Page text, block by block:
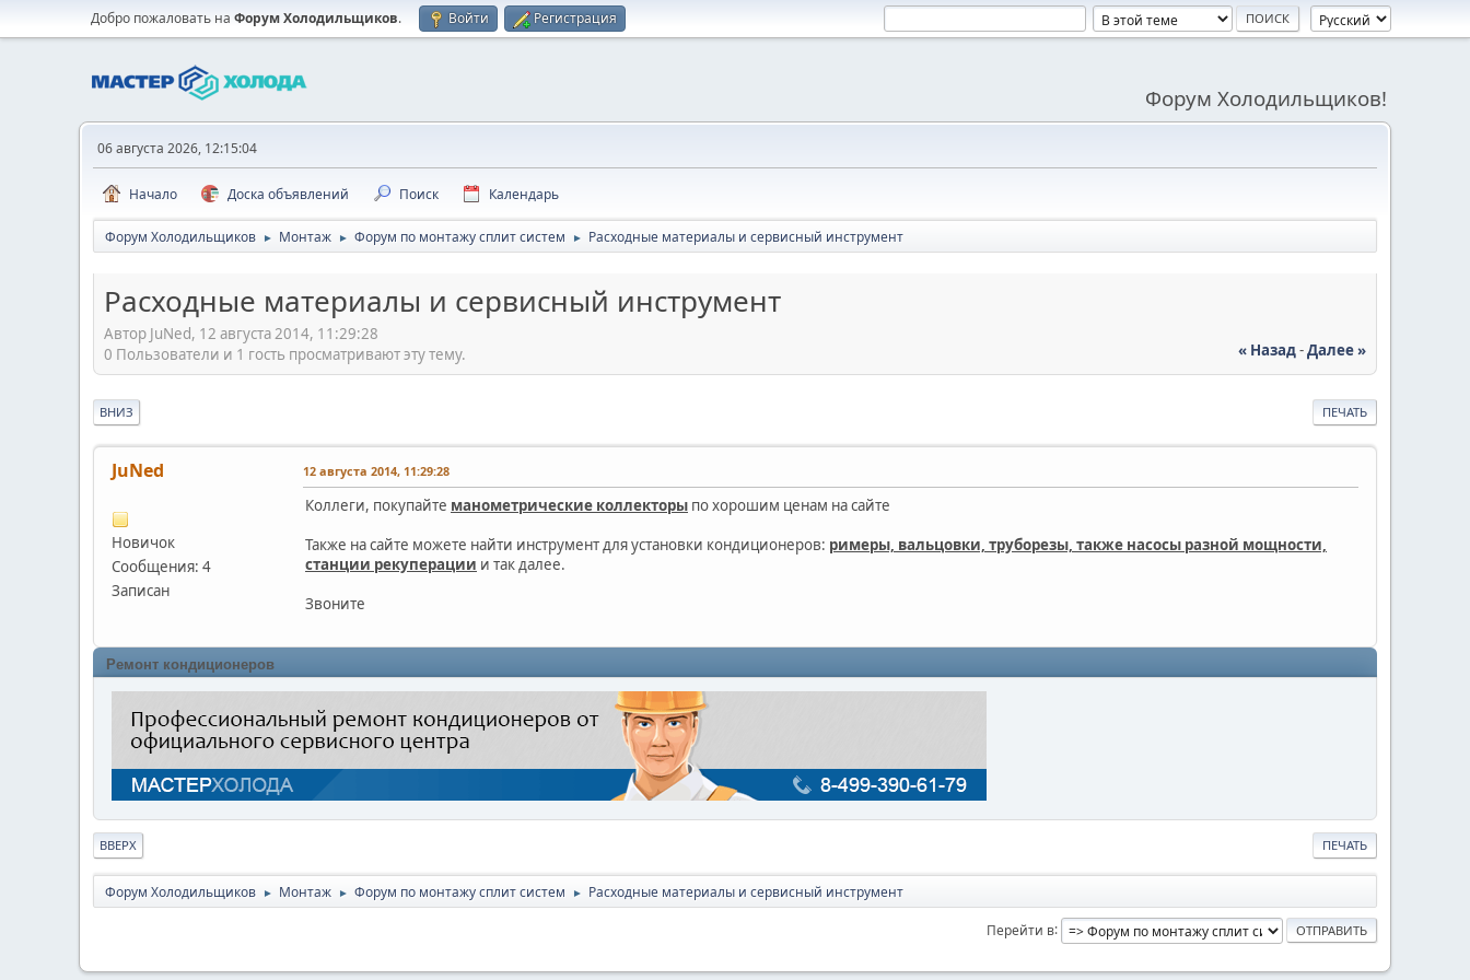
Добро пожаловать на Форум Холодильщиков. Войти Регистрация
Форум Холодильщиков!
06 августа 2026, 12:15:04
Начало Доска объявлений Поиск Календарь
Форум Холодильщиков ► Монтаж ► Форум по монтажу сплит систем ► Расходные материалы и сервисный инструмент
Расходные материалы и сервисный инструмент
Автор JuNed, 12 августа 2014, 11:29:28
« Назад-Далее »
0 Пользователи и 1 гость просматривают эту тему.
ПЕЧАТЬ
ВНИЗ
JuNed
Новичок
Сообщения: 4
Записан
12 августа 2014, 11:29:28
Коллеги, покупайте манометрические коллекторы по хорошим ценам на сайте
Также на сайте можете найти инструмент для установки кондиционеров: римеры, вальцовки, труборезы, также насосы разной мощности,
станции рекуперации и так далее.
Звоните
Ремонт кондиционеров
ПЕЧАТЬ
ВВЕРХ
Форум Холодильщиков ► Монтаж ► Форум по монтажу сплит систем ► Расходные материалы и сервисный инструмент
Перейти в